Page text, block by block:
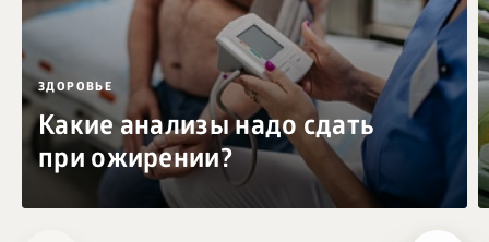
ЗДОРОВЬЕ
Какие анализы надо сдать
при ожирении?